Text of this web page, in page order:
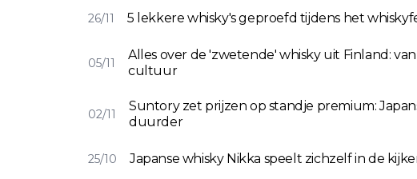
26/11 5 lekkere whisky's geproefd tijdens het
05/11
Alles over de 'zwetende' whisky uit Finland:
cultuur
02/11
Suntory zet prijzen op standje premium:
duurder
25/10 Japanse whisky Nikka speelt zichzelf in de